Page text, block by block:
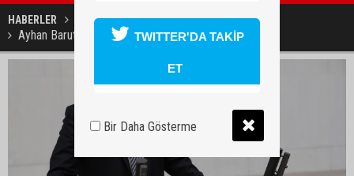
ziyaret etti
HABERLER SİYASET
Ayhan Barut’tan Meclis’te ekonomik kriz tepkisi
TWITTER'DA TAKİP
ET
Bir Daha Gösterme